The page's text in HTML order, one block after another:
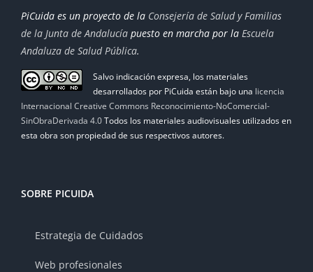
PiCuida es un proyecto de la Consejería de Salud y Familias
de la Junta de Andalucía puesto en marcha por la Escuela
Andaluza de Salud Pública.
Salvo indicación expresa, los materiales
desarrollados por PiCuida están bajo una licencia
Internacional Creative Commons Reconocimiento-NoComercial-
SinObraDerivada 4.0Todos los materiales audiovisuales utilizados en
esta obra son propiedad de sus respectivos autores.
SOBRE PICUIDA
Estrategia de Cuidados
Web profesionales